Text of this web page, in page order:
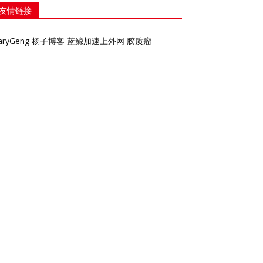
情链接
杨子博客 蓝鲸加速上外网 胶质瘤